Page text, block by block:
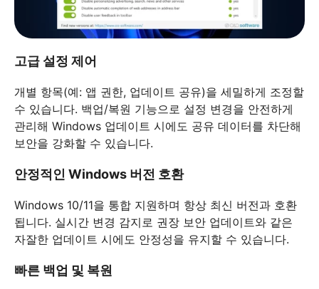
고급 설정 제어
개별 항목(예: 앱 권한, 업데이트 공유)을 세밀하게 조정할
수 있습니다. 백업/복원 기능으로 설정 변경을 안전하게
관리해 Windows 업데이트 시에도 공유 데이터를 차단해
보안을 강화할 수 있습니다.
안정적인 Windows 버전 호환
Windows 10/11을 통합 지원하며 항상 최신 버전과 호환
됩니다. 실시간 변경 감지로 권장 보안 업데이트와 같은
자잘한 업데이트 시에도 안정성을 유지할 수 있습니다.
빠른 백업 및 복원